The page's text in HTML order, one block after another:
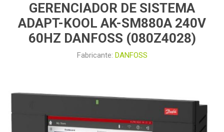
GERENCIADOR DE SISTEMA
ADAPT-KOOL AK-SM880A 240V
60HZ DANFOSS (080Z4028)
Fabricante: DANFOSS